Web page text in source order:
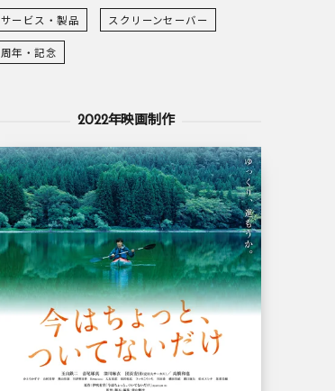
サービス・製品 スクリーンセーバー
周年・記念
2022年映画制作